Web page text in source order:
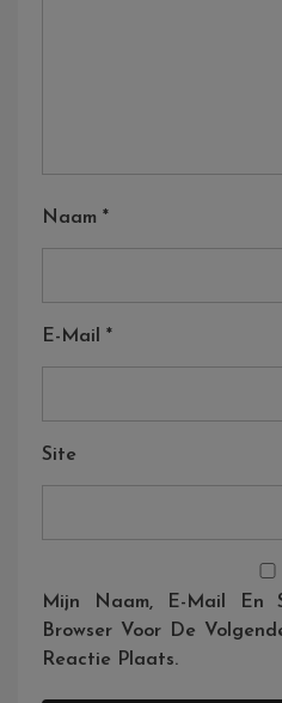
Naam *
E-Mail *
Site
Mijn Naam, E-Mail En
Browser Voor De
Reactie Plaats.